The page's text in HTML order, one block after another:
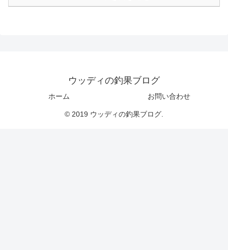
ウッディの釣果ブログ
ホーム お問い合わせ
© 2019 ウッディの釣果ブログ.